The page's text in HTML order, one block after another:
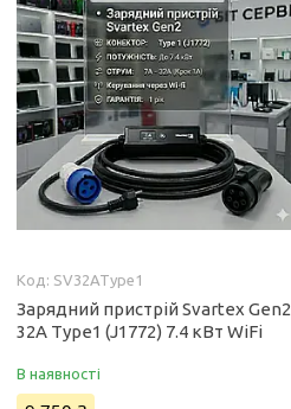
SV32AType1
Зарядний пристрій Svartex Gen2
32A Type1 (J1772) 7.4 кВт WiFi
В наявності